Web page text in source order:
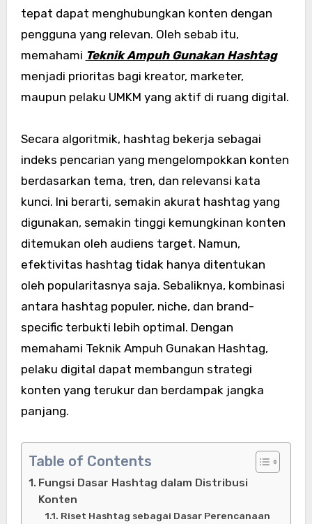
tepat dapat menghubungkan konten dengan
pengguna yang relevan. Oleh sebab itu,
memahami Teknik Ampuh Gunakan Hashtag
menjadi prioritas bagi kreator, marketer,
maupun pelaku UMKM yang aktif di ruang digital.
Secara algoritmik, hashtag bekerja sebagai
indeks pencarian yang mengelompokkan konten
berdasarkan tema, tren, dan relevansi kata
kunci. Ini berarti, semakin akurat hashtag yang
digunakan, semakin tinggi kemungkinan konten
ditemukan oleh audiens target. Namun,
efektivitas hashtag tidak hanya ditentukan
oleh popularitasnya saja. Sebaliknya, kombinasi
antara hashtag populer, niche, dan brand-
specific terbukti lebih optimal. Dengan
memahami Teknik Ampuh Gunakan Hashtag,
pelaku digital dapat membangun strategi
konten yang terukur dan berdampak jangka
panjang.
Table of Contents
Fungsi Dasar Hashtag dalam Distribusi
Konten
Riset Hashtag sebagai Dasar Perencanaan